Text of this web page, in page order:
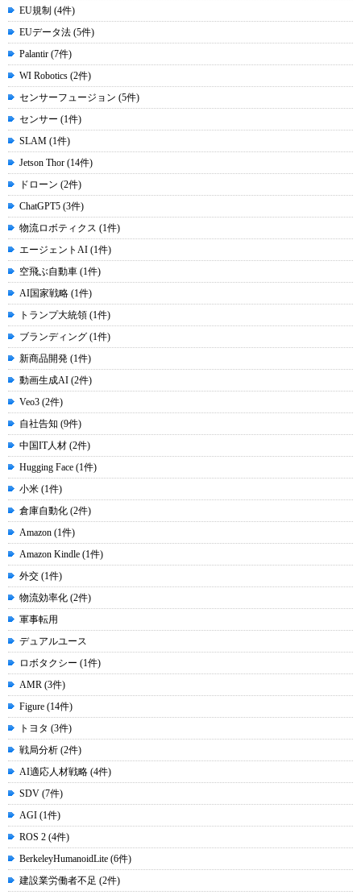
EU規制 (4件)
EUデータ法 (5件)
Palantir (7件)
WI Robotics (2件)
センサーフュージョン (5件)
センサー (1件)
SLAM (1件)
Jetson Thor (14件)
ドローン (2件)
ChatGPT5 (3件)
物流ロボティクス (1件)
エージェントAI (1件)
空飛ぶ自動車 (1件)
AI国家戦略 (1件)
トランプ大統領 (1件)
ブランディング (1件)
新商品開発 (1件)
動画生成AI (2件)
Veo3 (2件)
自社告知 (9件)
中国IT人材 (2件)
Hugging Face (1件)
小米 (1件)
倉庫自動化 (2件)
Amazon (1件)
Amazon Kindle (1件)
外交 (1件)
物流効率化 (2件)
軍事転用
デュアルユース
ロボタクシー (1件)
AMR (3件)
Figure (14件)
トヨタ (3件)
戦局分析 (2件)
AI適応人材戦略 (4件)
SDV (7件)
AGI (1件)
ROS 2 (4件)
BerkeleyHumanoidLite (6件)
建設業労働者不足 (2件)